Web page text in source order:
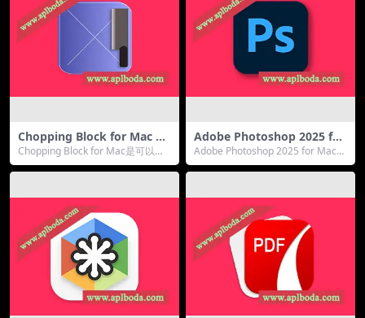
Chopping Block for Mac v
1.3(图标大小调整软件)
Chopping Block for Mac是可以加
快您的应用程序开发过程，通过...
Adobe Photoshop 2025 for
Mac v26.11 (PS 2025 Neural
Filters) 中文最新版下载
Adobe Photoshop 2025 for Mac是
数字图像处理和编辑的行...